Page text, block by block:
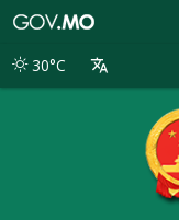
别
30°C